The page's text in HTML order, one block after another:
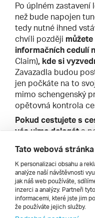
Po úplném
než bude napojen
tedy nutné ihned
chvíli později
informačních cedulí
Claim), kde si
Zavazadla budou
jen počkáte na to
mimo schengenský
opětovná kontrola
Pokud cestujete s
vás ujme delegáta
sjednanému
vás dopraví do
Během cesty
základními
organizační pokyny.
Tato webová
K personalizaci obsahu a
analýze naší návštěvnosti
jak náš web používáte,
inzerci a analýzy. Partneři
informacemi, které jste jim
že používáte jejich služby.